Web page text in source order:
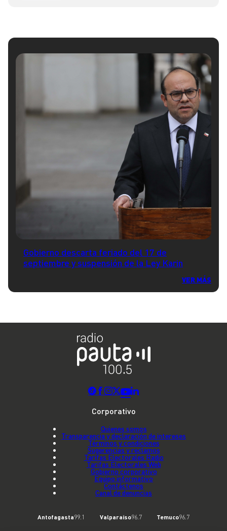
Gobierno descarta feriado del 17 de
septiembre y suspensión de la Ley Karin
VER MÁS
Corporativo
Quienes somos
Transparencia y declaración de intereses
Términos y condiciones
Sugerencias y reclamos
Tarifas Electorales Radio
Tarifas Electorales Web
Gobierno corporativo
Equipo informativo
Contáctenos
Canal de denuncias
Antofagasta99.1 Valparaíso96.7 Temuco96.7